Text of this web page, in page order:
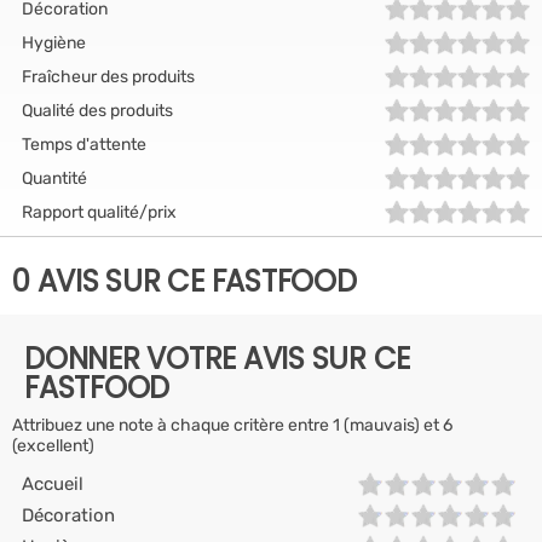
Décoration
Hygiène
Fraîcheur des produits
Qualité des produits
Temps d'attente
Quantité
Rapport qualité/prix
0 AVIS SUR CE FASTFOOD
DONNER VOTRE AVIS SUR CE
FASTFOOD
Attribuez une note à chaque critère entre 1 (mauvais) et 6
(excellent)
Accueil
Décoration